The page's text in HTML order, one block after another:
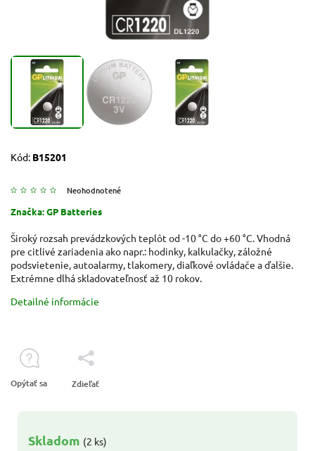
Kód: B15201
Neohodnotené
Značka:GP Batteries
Skladom (2 ks)
Široký rozsah prevádzkových teplôt od -10 °C do +60 °C. Vhodná
pre citlivé zariadenia ako napr.: hodinky, kalkulačky, záložné
podsvietenie, autoalarmy, tlakomery, diaľkové ovládače a ďalšie.
Extrémne dlhá skladovateľnosť až 10 rokov.
Detailné informácie
Opýtať sa Zdieľať